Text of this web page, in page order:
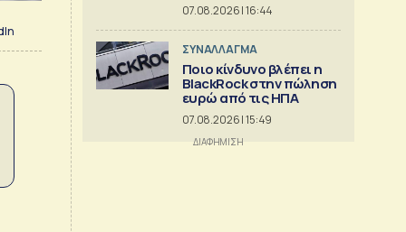
07.08.2026 | 16:44
ΣΥΝΑΛΛΑΓΜΑ
Ποιο κίνδυνο βλέπει η
BlackRock στην πώληση
ευρώ από τις ΗΠΑ
07.08.2026 | 15:49